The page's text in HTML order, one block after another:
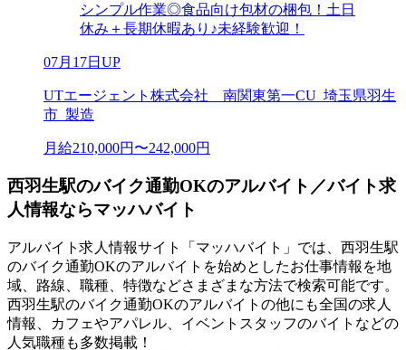
シンプル作業◎食品向け包材の梱包！土日
休み＋長期休暇あり♪未経験歓迎！
07月17日UP
UTエージェント株式会社 南関東第一CU_埼玉県羽生
市_製造
月給210,000円〜242,000円
西羽生駅のバイク通勤OKのアルバイト／バイト求
人情報ならマッハバイト
アルバイト求人情報サイト「マッハバイト」では、西羽生駅
のバイク通勤OKのアルバイトを始めとしたお仕事情報を地
域、路線、職種、特徴などさまざまな方法で検索可能です。
西羽生駅のバイク通勤OKのアルバイトの他にも全国の求人
情報、カフェやアパレル、イベントスタッフのバイトなどの
人気職種も多数掲載！